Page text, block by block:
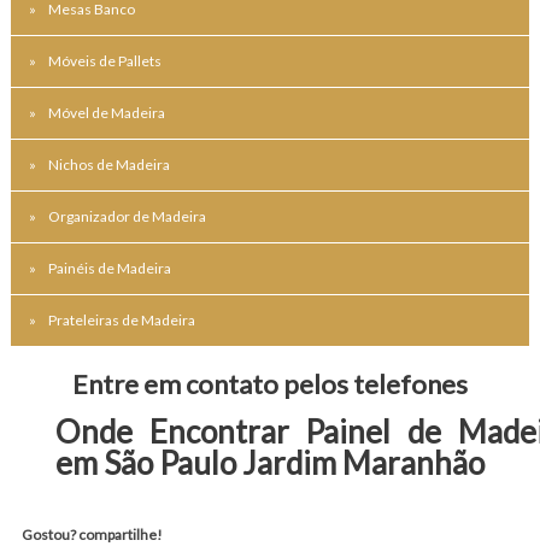
Mesas Banco
Móveis de Pallets
Móvel de Madeira
Nichos de Madeira
Organizador de Madeira
Painéis de Madeira
Prateleiras de Madeira
Entre em contato pelos telefones
Onde Encontrar Painel de
em São Paulo Jardim Maranhão
Gostou? compartilhe!